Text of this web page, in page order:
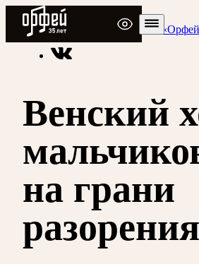
Радио Орфей
Радио классической музыки
Венский
на грани
разорения